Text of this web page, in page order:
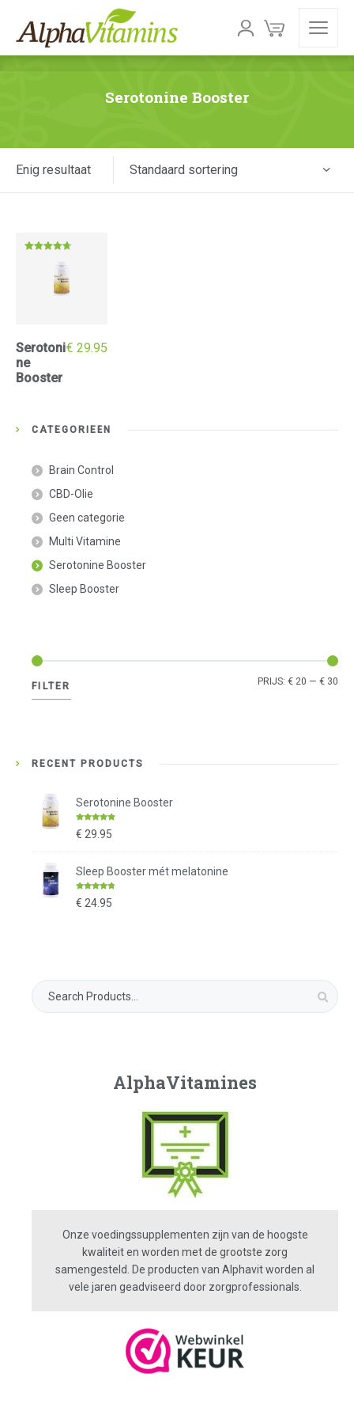
Serotonine Booster
Enig resultaat Standaard sortering
Serotoni
ne
Booster
€ 29.95
CATEGORIEËN
Brain Control
CBD-Olie
Geen categorie
Multi Vitamine
Serotonine Booster
Sleep Booster
FILTER PRIJS: € 20 — € 30
RECENT PRODUCTS
Serotonine Booster
Gewaardeerd
4.59 uit 5
€ 29.95
Sleep Booster mét melatonine
Gewaardeerd
4.53uit 5
€ 24.95
Zoek
naar:
AlphaVitamines
Onze voedingssupplementen zijn van de hoogste
kwaliteit en worden met de grootste zorg
samengesteld. De producten van Alphavit worden al
vele jaren geadviseerd door zorgprofessionals.